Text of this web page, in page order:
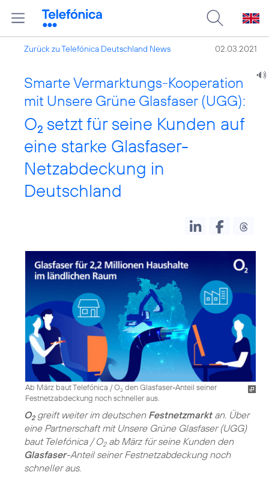
Zurück zu Telefónica Deutschland News 02.03.2021
Smarte Vermarktungs-Kooperation
mit Unsere Grüne Glasfaser (UGG):
O2 setzt für seine Kunden auf
eine starke Glasfaser-
Netzabdeckung in
Deutschland
Ab März baut Telefónica / O2 den Glasfaser-Anteil seiner
Festnetzabdeckung noch schneller aus.
O2greift weiter im deutschen Festnetzmarktan. Über
eine Partnerschaft mit Unsere Grüne Glasfaser (UGG)
baut Telefónica / O2ab März für seine Kunden den
Glasfaser-Anteil seiner Festnetzabdeckung noch
schneller aus.